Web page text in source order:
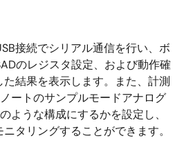
接続でシリアル通信を行い、ボ
のレジスタ設定、および動作確
結果を表示します。また、計測
ートのサンプルモードアナログ
ような構成にするかを設定し、
タリングすることができます。